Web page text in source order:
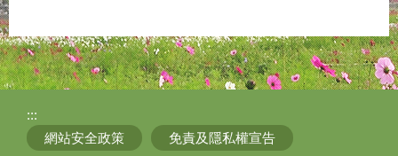
:::
網站安全政策
免責及隱私權宣告